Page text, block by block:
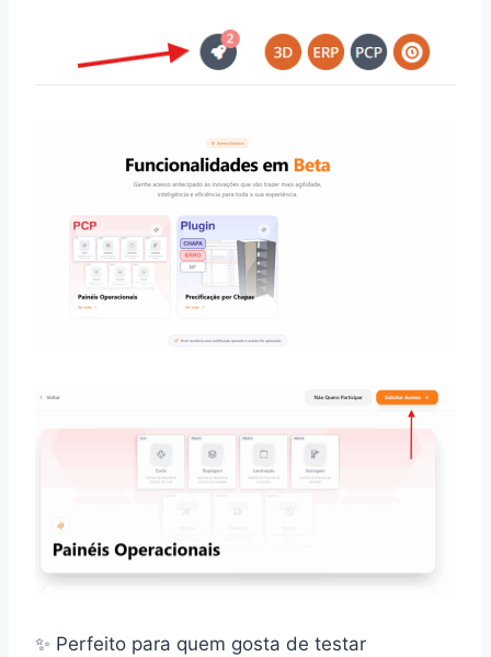
✨ Perfeito para quem gosta de testar